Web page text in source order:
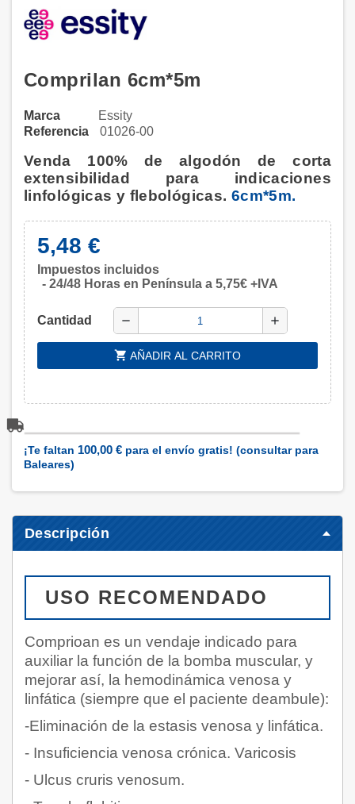
Comprilan 6cm*5m
Marca
Essity
Referencia
01026-00
Venda 100% de algodón de corta
extensibilidad para indicaciones
linfológicas y flebológicas. 6cm*5m.
5,48 €
Impuestos incluidos
24/48 Horas en Península a 5,75€ +IVA
Cantidad remove add
shopping_cart AÑADIR AL CARRITO
¡Te faltan 100,00 € para el envío gratis! (consultar para
Baleares)
Descripción
USO RECOMENDADO
Comprioan es un vendaje indicado para
auxiliar la función de la bomba muscular, y
mejorar así, la hemodinámica venosa y
linfática (siempre que el paciente deambule):
-Eliminación de la estasis venosa y linfática.
- Insuficiencia venosa crónica. Varicosis
- Ulcus cruris venosum.